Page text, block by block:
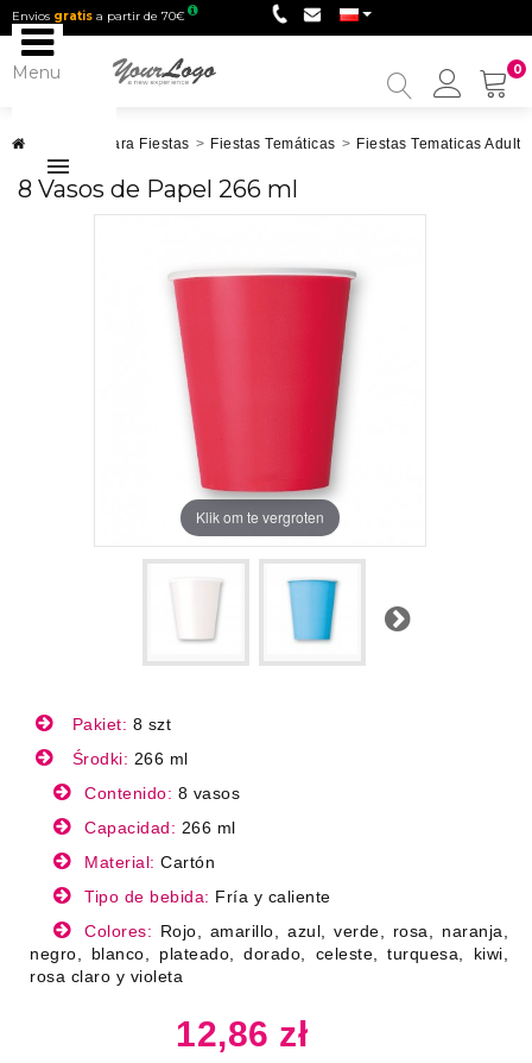
Envios gratis a partir de 70€
0
My
Menu
Artículos para Fiestas > Fiestas Temáticas > Fiestas Tematicas
8 Vasos de Papel 266 ml
Klik om te vergroten
Next
Pakiet: 8 szt
Środki: 266 ml
Contenido: 8 vasos
Capacidad: 266 ml
Material: Cartón
Tipo de bebida: Fría y caliente
Colores: Rojo, amarillo, azul, verde, rosa, naranja,
negro, blanco, plateado, dorado, celeste, turquesa, kiwi,
rosa claro y violeta
12,86 zł